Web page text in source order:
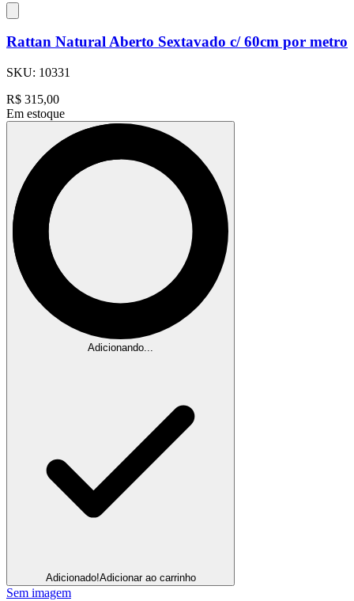
Rattan Natural Aberto Sextavado c/ 60cm por metro
SKU: 10331
R$ 315,00
Em estoque
Adicionando...
Adicionado!Adicionar ao carrinho
Sem imagem